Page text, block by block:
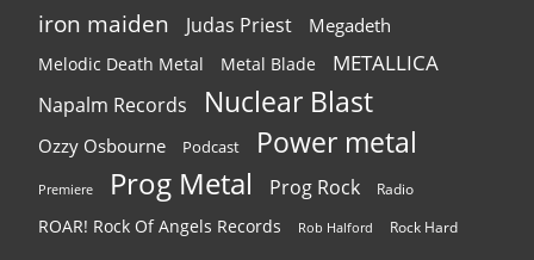
iron maiden Judas Priest Megadeth
Melodic Death Metal Metal Blade METALLICA
Napalm Records Nuclear Blast
Ozzy Osbourne Podcast Power metal
Premiere Prog Metal Prog Rock Radio
ROAR! Rock Of Angels Records Rob Halford Rock Hard